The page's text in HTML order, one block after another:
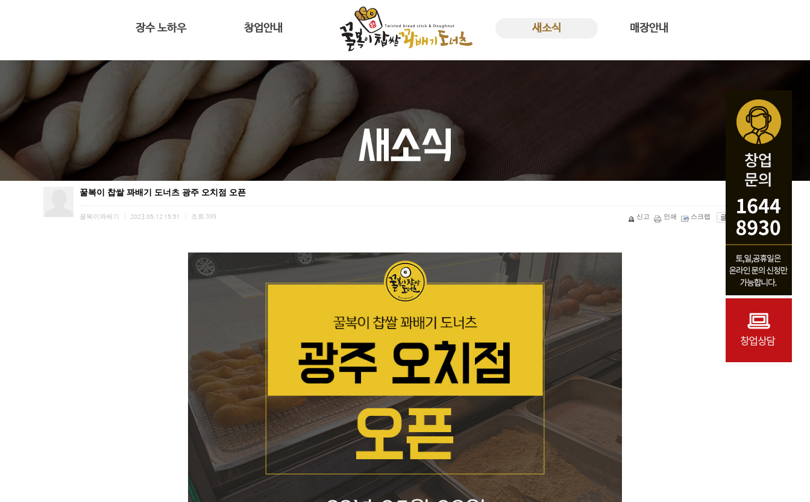
장수 노하우
전용 프리믹스
반죽과 숙성
황금빛 꽈배기
창업안내
대표 인사말
4평도 가능한 꿀복이
창업비용
새소식 매장안내
꿀복이 찹쌀 꽈배기 도너츠 광주 오치점 오픈
꿀복이꽈배기 2023.05.12 15:51 조회 399 신고 인쇄 스크랩